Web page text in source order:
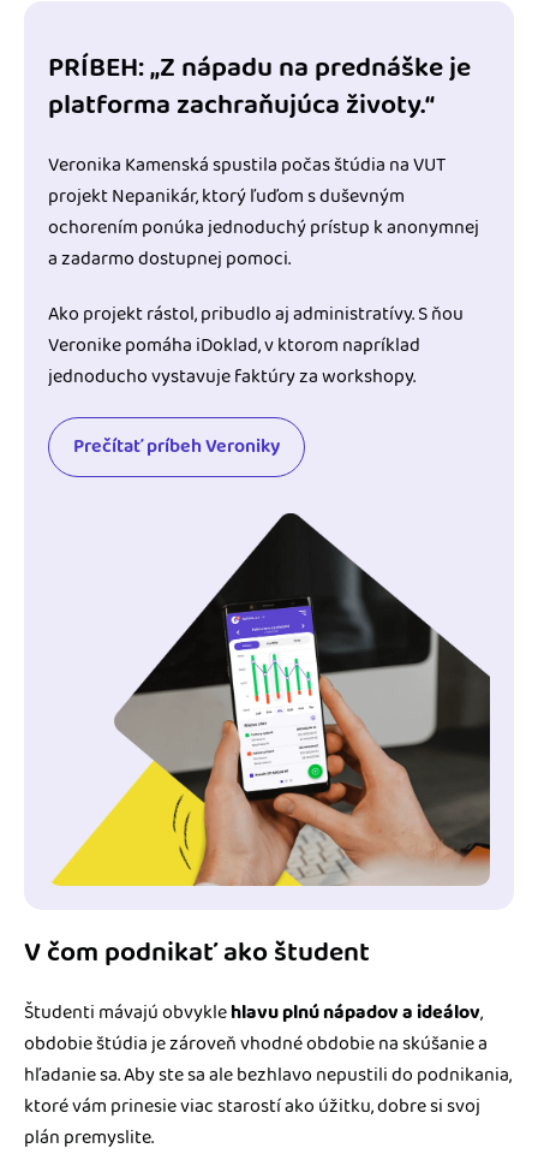
PRÍBEH: „Z nápadu na prednáške je
platforma zachraňujúca životy.“
Veronika Kamenská spustila počas štúdia na VUT
projekt Nepanikár, ktorý ľuďom s duševným
ochorením ponúka jednoduchý prístup k anonymnej
a zadarmo dostupnej pomoci.
Ako projekt rástol, pribudlo aj administratívy. S ňou
Veronike pomáha iDoklad, v ktorom napríklad
jednoducho vystavuje faktúry za workshopy.
Prečítať príbeh Veroniky
V čom podnikať ako študent
Študenti mávajú obvyklehlavu plnú nápadov a ideálov,
obdobie štúdia je zároveň vhodné obdobie na skúšanie a
hľadanie sa. Aby ste sa ale bezhlavo nepustili do podnikania,
ktoré vám prinesie viac starostí ako úžitku, dobre si svoj
plán premyslite.